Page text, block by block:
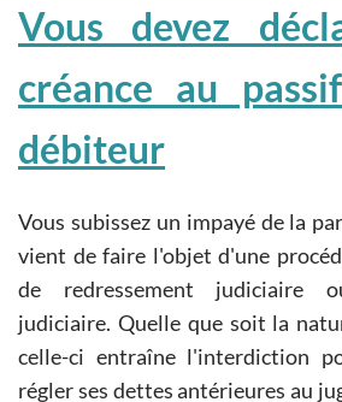
Vous devez
créance au
débiteur
Vous subissez un impayé de la
vient de faire l'objet d'une procédure de sauvegarde,
de redressement judiciaire ou de liquidation
judiciaire. Quelle que soit la nature de la
celle-ci entraîne l'interdiction
régler ses dettes antérieures au